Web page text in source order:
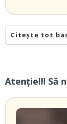
Citește tot
Atenție!!! Să